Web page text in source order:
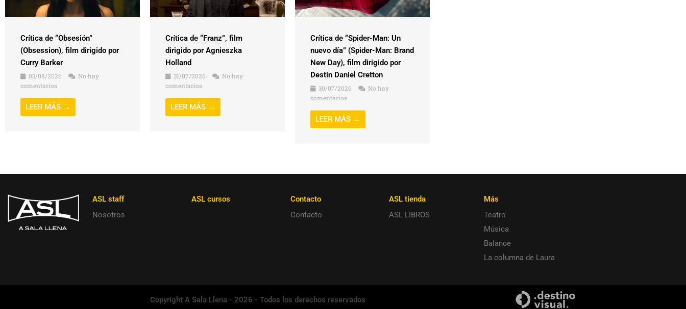
Crítica de “Obsesión”
(Obsession), film dirigido por
Curry Barker
03/08/2026
No hay
comentarios
LEER MÁS →
Crítica de “Franz”, film
dirigido por Agnieszka
Holland
31/07/2026
No hay
comentarios
LEER MÁS →
Crítica de “Spider-Man: Un
nuevo día” (Spider-Man: Brand
New Day), film dirigido por
Destin Daniel Cretton
30/07/2026
No hay
comentarios
LEER MÁS →
ASL staff
Nosotros
ASL cursos
Contacto
Contacto
ASL tienda
ASL LIBROS
Más
Teatro
Música
Balance
La columna de Laura
Copyright A Sala Llena - 2026 - Todos los derechos reservados